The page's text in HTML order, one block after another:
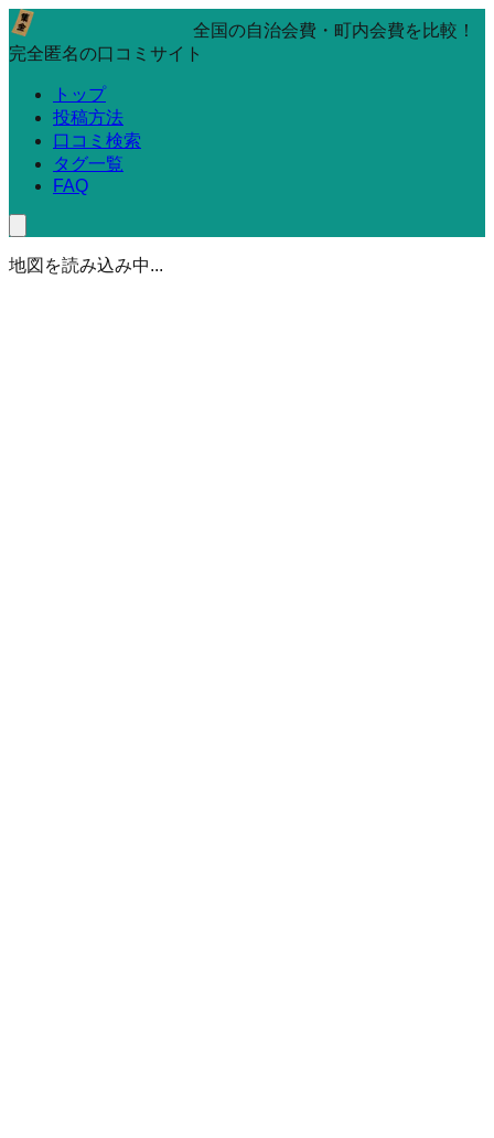
全国の自治会費・町内会費を比較！
完全匿名の口コミサイト
トップ
投稿方法
口コミ検索
タグ一覧
FAQ
地図を読み込み中...